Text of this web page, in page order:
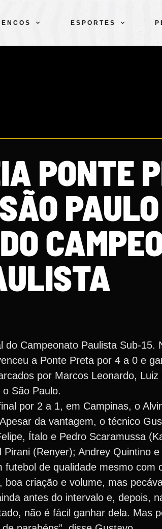
ESPORTES
PONTE
Campeonato Paulista Sub-15.
a Ponte Preta por 4 a 0 e
por Marcos Leonardo,
São Paulo.
por 2 a 1, em Campinas, o
da vantagem, o técnico
Ítalo e Pedro Scaramussa
(Renyer); Andrey Quintino
de qualidade mesmo com
criação e volume, mas
antes do intervalo e, depois,
não é fácil ganhar dela. Mas